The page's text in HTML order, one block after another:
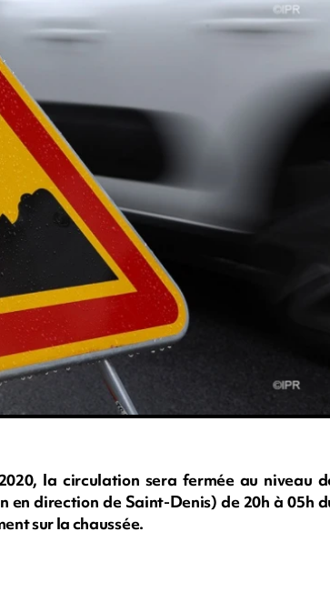
la circulation sera fermée au niveau
en direction de Saint-Denis) de 20h à 05h
sur la chaussée.